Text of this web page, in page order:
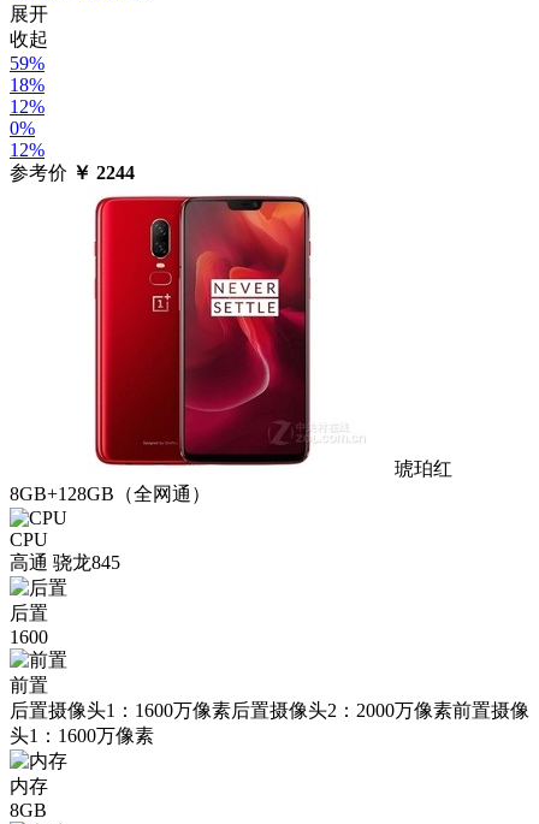
展开
收起
59%
18%
12%
0%
12%
参考价 ￥ 2244
琥珀红
8GB+128GB（全网通）
CPU
高通 骁龙845
后置
1600
前置
后置摄像头1：1600万像素后置摄像头2：2000万像素前置摄像
头1：1600万像素
内存
8GB